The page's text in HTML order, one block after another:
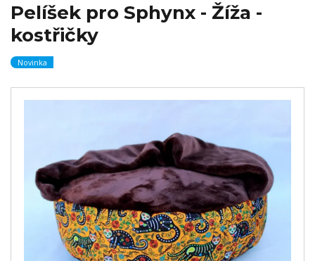
Pelíšek pro Sphynx - Žíža -
kostřičky
Novinka